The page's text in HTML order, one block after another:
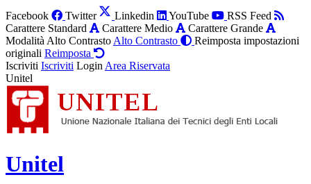
Facebook Twitter Linkedin YouTube
RSS Feed
Carattere Standard
Carattere Medio
Carattere Grande
Modalità Alto Contrasto Alto Contrasto
Reimposta impostazioni
originali Reimposta
Iscriviti Iscriviti Login Area Riservata
Unitel
Unitel